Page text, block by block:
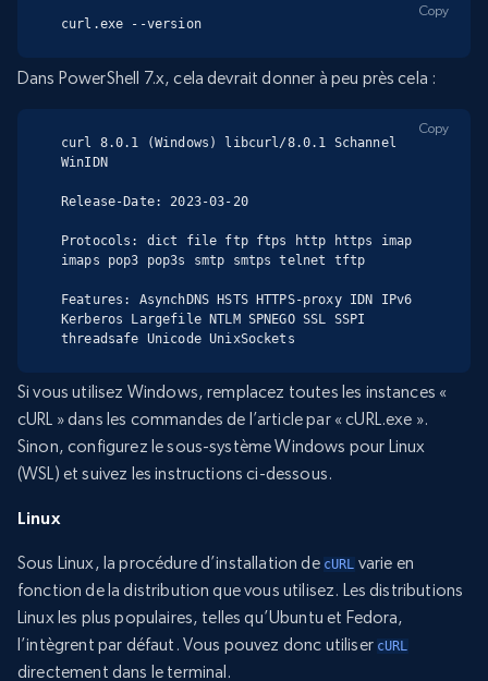
curl.exe --version
Copy
Dans PowerShell 7.x, cela devrait donner à peu près cela :
curl 8.0.1 (Windows) libcurl/8.0.1 Schannel
WinIDN
Release-Date: 2023-03-20
Protocols: dict file ftp ftps http https imap
imaps pop3 pop3s smtp smtps telnet tftp
Features: AsynchDNS HSTS HTTPS-proxy IDN IPv6
Kerberos Largefile NTLM SPNEGO SSL SSPI
threadsafe Unicode UnixSockets
Copy
Si vous utilisez Windows, remplacez toutes les instances «
cURL » dans les commandes de l’article par « cURL.exe ».
Sinon, configurez le sous-système Windows pour Linux
(WSL) et suivez les instructions ci-dessous.
Linux
Sous Linux, la procédure d’installation de cURL varie en
fonction de la distribution que vous utilisez. Les distributions
Linux les plus populaires, telles qu’Ubuntu et Fedora,
l’intègrent par défaut. Vous pouvez donc utiliser cURL
directement dans le terminal.